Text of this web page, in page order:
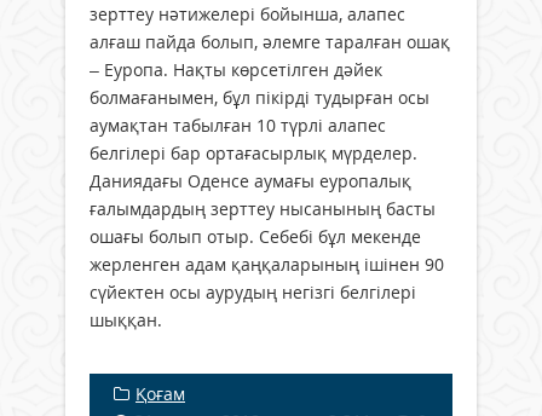
зерттеу нәтижелері бойынша, алапес
алғаш пайда болып, әлемге таралған ошақ
– Еуропа. Нақты көрсетілген дәйек
болмағанымен, бұл пікірді тудырған осы
аумақтан табылған 10 түрлі алапес
белгілері бар ортағасырлық мүрделер.
Даниядағы Оденсе аумағы еуропалық
ғалымдардың зерттеу нысанының басты
ошағы болып отыр. Себебі бұл мекенде
жерленген адам қаңқаларының ішінен 90
сүйектен осы аурудың негізгі белгілері
шыққан.
Қоғам